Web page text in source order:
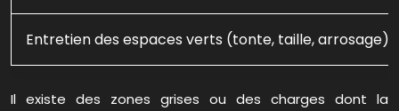
Entretien des espaces verts (tonte, taille, arrosage)
Il existe des zones grises ou des charges dont la